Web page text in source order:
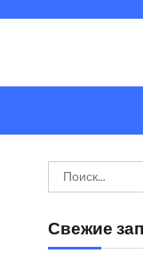
Найти:
Свежие